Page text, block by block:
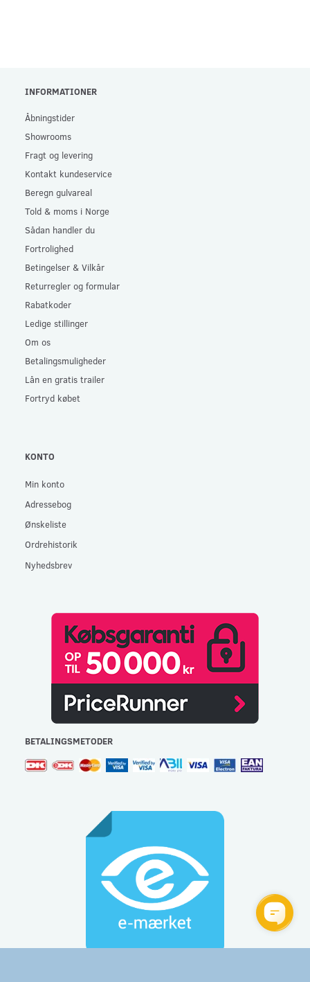
INFORMATIONER
Åbningstider
Showrooms
Fragt og levering
Kontakt kundeservice
Beregn gulvareal
Told & moms i Norge
Sådan handler du
Fortrolighed
Betingelser & Vilkår
Returregler og formular
Rabatkoder
Ledige stillinger
Om os
Betalingsmuligheder
Lån en gratis trailer
Fortryd købet
KONTO
Min konto
Adressebog
Ønskeliste
Ordrehistorik
Nyhedsbrev
BETALINGSMETODER